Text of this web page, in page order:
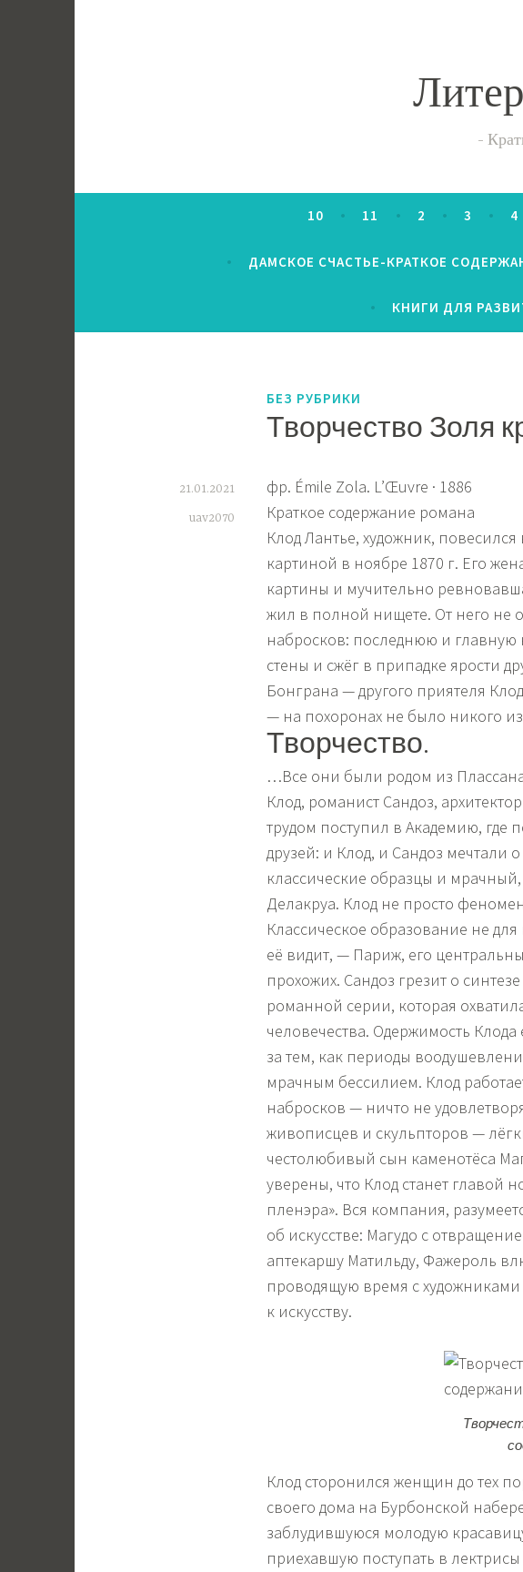
10 11 2 3 4
ДАМСКОЕ СЧАСТЬЕ-КРАТКОЕ
КНИГИ ДЛЯ
БЕЗ РУБРИКИ
Творчество Золя
21.01.2021
uav2070
фр. Émile Zola. L’Œuvre · 1886
Краткое содержание романа
Клод Лантье, художник,
картиной в ноябре 1870 г. Его
картины и мучительно
жил в полной нищете. От него не
набросков: последнюю и главную
стены и сжёг в припадке ярости
Бонграна — другого приятеля
— на похоронах не было никого
Творчество.
…Все они были родом из
Клод, романист Сандоз,
трудом поступил в Академию, где
друзей: и Клод, и Сандоз мечтали
классические образцы и
Делакруа. Клод не просто
Классическое образование не
её видит, — Париж, его
прохожих. Сандоз грезит о
романной серии, которая
человечества. Одержимость
за тем, как периоды
мрачным бессилием. Клод
набросков — ничто не
живописцев и скульпторов —
честолюбивый сын каменотёса
уверены, что Клод станет
пленэра». Вся компания,
об искусстве: Магудо с
аптекаршу Матильду, Фажероль
проводящую время с
к искусству.
Клод сторонился женщин до тех
своего дома на Бурбонской
заблудившуюся молодую
приехавшую поступать в